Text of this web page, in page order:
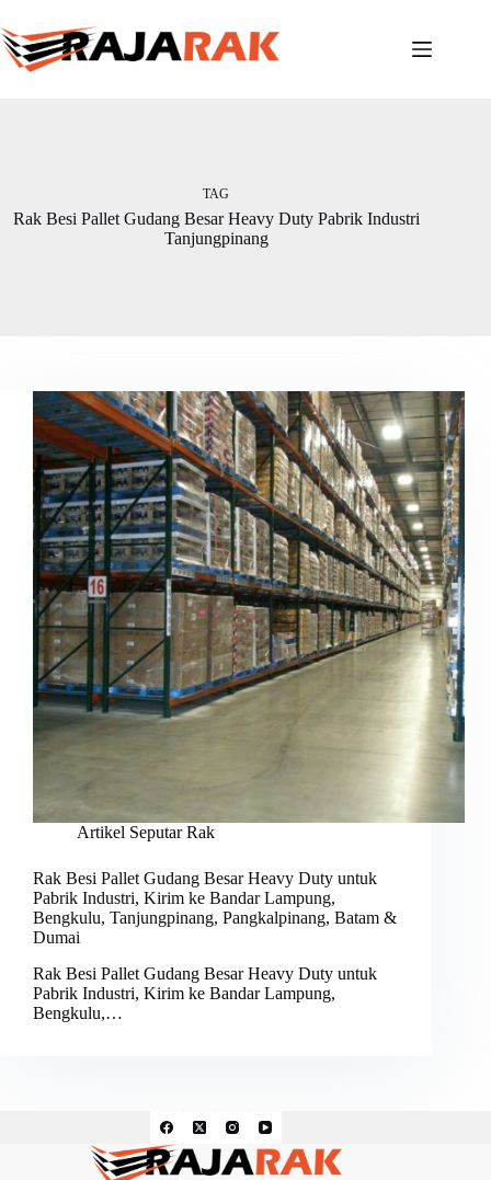
to
content
TAG
Rak Besi Pallet Gudang Besar Heavy Duty Pabrik Industri
Tanjungpinang
Artikel Seputar Rak
Rak Besi Pallet Gudang Besar Heavy Duty untuk
Pabrik Industri, Kirim ke Bandar Lampung,
Bengkulu, Tanjungpinang, Pangkalpinang, Batam &
Dumai
Rak Besi Pallet Gudang Besar Heavy Duty untuk
Pabrik Industri, Kirim ke Bandar Lampung,
Bengkulu,…